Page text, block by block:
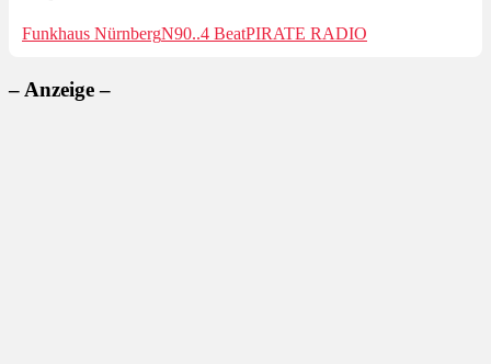
Funkhaus NürnbergN90..4 BeatPIRATE RADIO
– Anzeige –